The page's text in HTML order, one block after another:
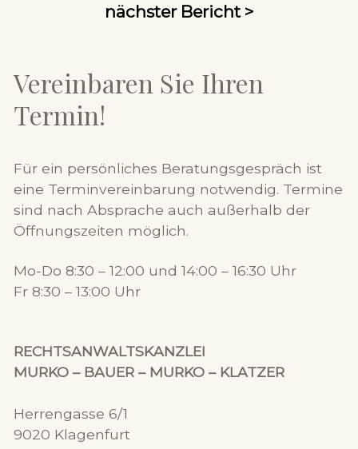
nächster Bericht >
Vereinbaren Sie Ihren
Termin!
Für ein persönliches Beratungsgespräch ist
eine Terminvereinbarung notwendig. Termine
sind nach Absprache auch außerhalb der
Öffnungszeiten möglich.
Mo-Do 8:30 – 12:00 und 14:00 – 16:30 Uhr
Fr 8:30 – 13:00 Uhr
RECHTSANWALTSKANZLEI
MURKO – BAUER – MURKO – KLATZER
Herrengasse 6/1
9020 Klagenfurt